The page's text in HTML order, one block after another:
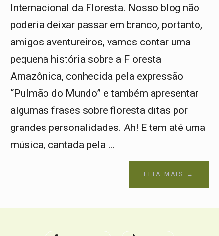
Internacional da Floresta. Nosso blog não
poderia deixar passar em branco, portanto,
amigos aventureiros, vamos contar uma
pequena história sobre a Floresta
Amazônica, conhecida pela expressão
“Pulmão do Mundo” e também apresentar
algumas frases sobre floresta ditas por
grandes personalidades. Ah! E tem até uma
música, cantada pela …
LEIA MAIS →